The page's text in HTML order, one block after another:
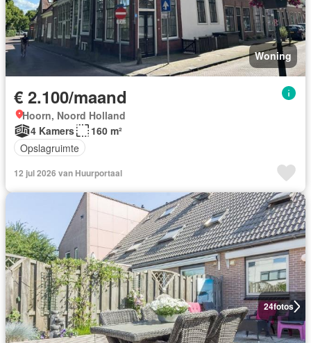
Woning
€ 2.100/maand
Hoorn, Noord Holland
4 Kamers
160 m²
Opslagruimte
12 jul 2026 van Huurportaal
24fotos